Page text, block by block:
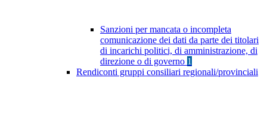
Sanzioni per mancata o incompleta
comunicazione dei dati da parte dei titolari
di incarichi politici, di amministrazione, di
direzione o di governo 1
Rendiconti gruppi consiliari regionali/provinciali